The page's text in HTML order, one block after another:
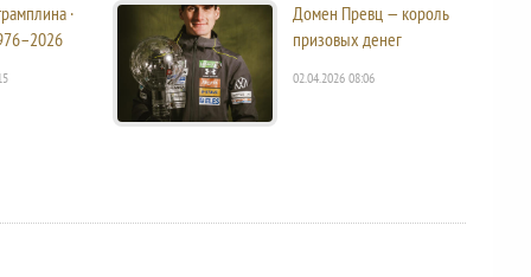
·
Домен Превц — король
призовых денег
02.04.2026 08:06